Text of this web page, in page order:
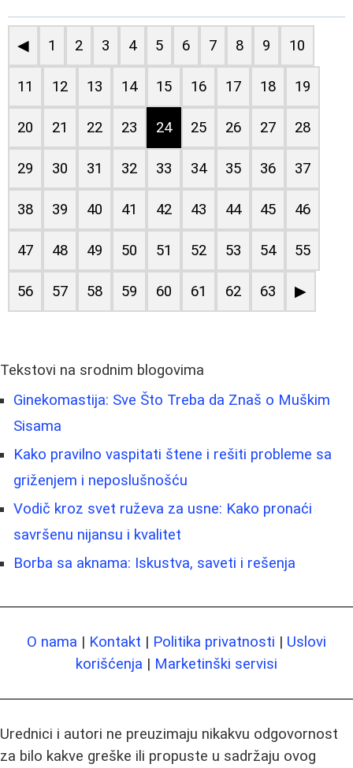
◀ 1 2 3 4 5 6 7 8 9 10
11 12 13 14 15 16 17 18 19
20 21 22 23 24 25 26 27 28
29 30 31 32 33 34 35 36 37
38 39 40 41 42 43 44 45 46
47 48 49 50 51 52 53 54 55
56 57 58 59 60 61 62 63 ▶
Tekstovi na srodnim blogovima
Ginekomastija: Sve Što Treba da Znaš o Muškim
Sisama
Kako pravilno vaspitati štene i rešiti probleme sa
griženjem i neposlušnošću
Vodič kroz svet ruževa za usne: Kako pronaći
savršenu nijansu i kvalitet
Borba sa aknama: Iskustva, saveti i rešenja
O nama | Kontakt | Politika privatnosti | Uslovi
korišćenja | Marketinški servisi
Urednici i autori ne preuzimaju nikakvu odgovornost
za bilo kakve greške ili propuste u sadržaju ovog